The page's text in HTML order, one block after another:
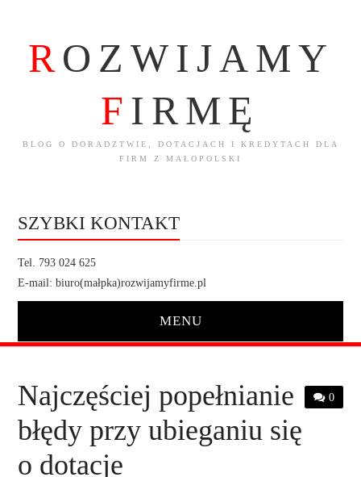
ROZWIJAMY
F IRMĘ
BLOG O DORADZTWIE, DOTACJACH I KREDYTACH DLA
FIRM Z MAŁOPOLSKI
SZYBKI KONTAKT
Tel. 793 024 625
E-mail: biuro(małpka)rozwijamyfirme.pl
MENU
O NAS
OFERTA DLA FIRM
0
Najczęściej popełnianie
błędy przy ubieganiu się
o dotacje